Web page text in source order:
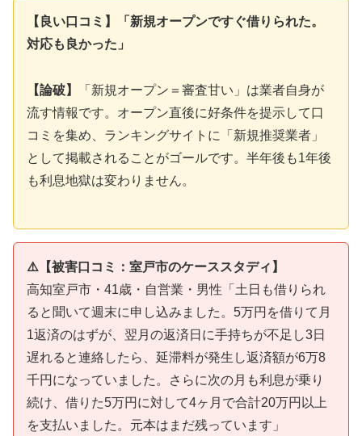
【良い口コミ】「新規オープンですぐ借りられた。
対応も良かった」
【論破】
「新規オープン＝審査甘い」は業者自身が
流す情報です。オープン直後に好条件を提示して口
コミを集め、ランキングサイトに「新規推奨業者」
として掲載されることがゴールです。半年後も1年後
も利息地獄は変わりません。
⚠️【被害口コミ：室戸市のケーススタディ】
高知室戸市・41歳・自営業・男性「土日も借りられ
ると聞いて週末に申し込みました。5万円を借りて月
1返済のはずが、翌月の返済日に手持ちが不足し3日
遅れると連絡したら、延滞料が発生し返済額が6万8
千円になっていました。さらに次の月も利息が乗り
続け、借りた5万円に対して4ヶ月で合計20万円以上
を支払いました。元本はまだ残っています」